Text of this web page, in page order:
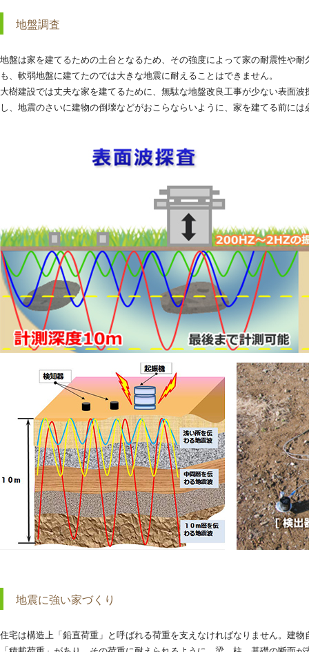
地盤調査
地盤は家を建てるための土台となるため、その強度によって家の耐震性や
も、軟弱地盤に建てたのでは大きな地震に耐えることはできません。
大樹建設では丈夫な家を建てるために、無駄な地盤改良工事が少ない表面
し、地震のさいに建物の倒壊などがおこらならいように、家を建てる前に
地震に強い家づくり
住宅は構造上「鉛直荷重」と呼ばれる荷重を支えなければなりません。建